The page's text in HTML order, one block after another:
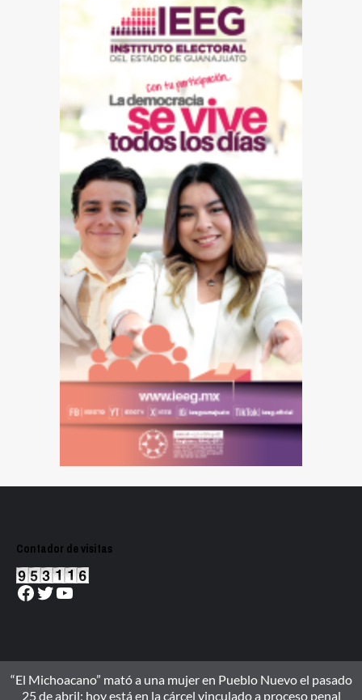
Contador de visitas
Facebook
Twitter
YouTube
“El Michoacano” mató a una mujer en Pueblo Nuevo el pasado
25 de abril; hoy está en la cárcel vinculado a proceso penal